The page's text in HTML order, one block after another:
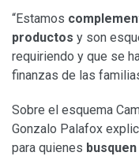
“Estamos
productos y son
requiriendo y que se
finanzas de las
Sobre el esquema
Gonzalo Palafox
para quienes